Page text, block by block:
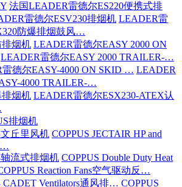
法国LEADER雷德尔ES220便携式排
雷德尔ESV230排烟机 LEADER雷
防爆排烟鼓风…
烟机 LEADER雷德尔EASY 2000 ON
LEADER雷德尔EASY 2000 TRAILER-…
德尔EASY-4000 ON SKID … LEADER
4000 TRAILER-…
烟机 LEADER雷德尔ESX230-ATEX认
排烟机
丘里风机 COPPUS JECTAIR HP and
轴流式排烟机 COPPUS Double Duty Heat
Reaction Fans空气驱动反…
CADET Ventilators通风排… COPPUS